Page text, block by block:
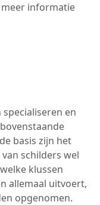
informatie
en
basis zijn het
schilders wel
klussen
allemaal uitvoert,
opgenomen.